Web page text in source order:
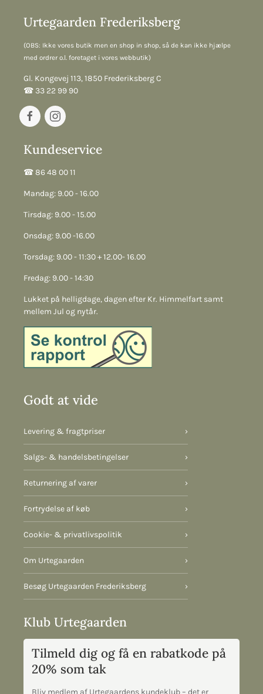
Urtegaarden Frederiksberg
(OBS: Ikke vores butik men en shop in shop, så de kan ikke hjælpe
med ordrer o.l. foretaget i vores webbutik)
Gl. Kongevej 113, 1850 Frederiksberg C
☎︎ 33 22 99 90
Kundeservice
☎︎ 86 48 00 11
Mandag: 9.00 - 16.00
Tirsdag: 9.00 - 15.00
Onsdag: 9.00 -16.00
Torsdag: 9.00 - 11:30 + 12.00- 16.00
Fredag: 9.00 - 14:30
Lukket på helligdage, dagen efter Kr. Himmelfart samt
mellem Jul og nytår.
Godt at vide
Levering & fragtpriser ›
Salgs- & handelsbetingelser ›
Returnering af varer ›
Fortrydelse af køb ›
Cookie- & privatlivspolitik ›
Om Urtegaarden ›
Besøg Urtegaarden Frederiksberg ›
Klub Urtegaarden
Tilmeld dig og få en rabatkode på
20% som tak
Bliv medlem af Urtegaardens kundeklub – det er